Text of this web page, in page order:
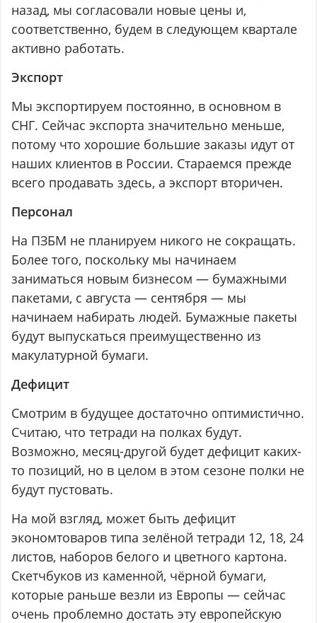
назад, мы согласовали новые цены и,
соответственно, будем в следующем квартале
активно работать.
Экспорт
Мы экспортируем постоянно, в основном в
СНГ. Сейчас экспорта значительно меньше,
потому что хорошие большие заказы идут от
наших клиентов в России. Стараемся прежде
всего продавать здесь, а экспорт вторичен.
Персонал
На ПЗБМ не планируем никого не сокращать.
Более того, поскольку мы начинаем
заниматься новым бизнесом — бумажными
пакетами, с августа — сентября — мы
начинаем набирать людей. Бумажные пакеты
будут выпускаться преимущественно из
макулатурной бумаги.
Дефицит
Смотрим в будущее достаточно оптимистично.
Считаю, что тетради на полках будут.
Возможно, месяц-другой будет дефицит каких-
то позиций, но в целом в этом сезоне полки не
будут пустовать.
На мой взгляд, может быть дефицит
экономтоваров типа зелёной тетради 12, 18, 24
листов, наборов белого и цветного картона.
Скетчбуков из каменной, чёрной бумаги,
которые раньше везли из Европы — сейчас
очень проблемно достать эту европейскую